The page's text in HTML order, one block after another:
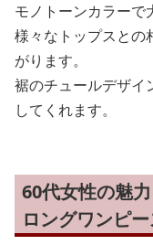
モノトーンカラーで
様々なトップスとの
がります。
裾のチュールデザイ
してくれます。
60代女性の魅
ロングワンピ